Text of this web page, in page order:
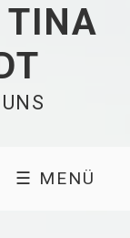
TINA
☰ MENÜ